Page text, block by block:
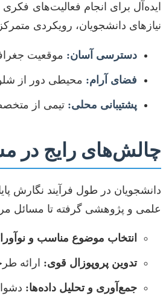
ایده‌آل برای انجام فعالیت‌های
نیازهای دانشجویان، رویکردی
دسترسی آسان: موقعیت
فضای آرام: محیطی دور از
پشتیبانی محلی: تیمی از
چالش‌های رایج در
دانشجویان در طول فرآیند نگارش
علمی و پژوهشی گرفته تا مسائل
انتخاب موضوع مناسب و
تدوین پروپوزال قوی: ارائه
جمع‌آوری و تحلیل داده‌ها: